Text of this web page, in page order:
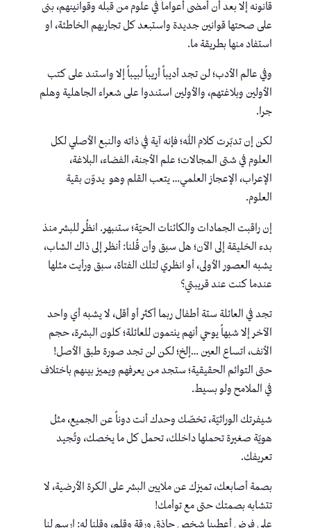
قانونه إلا بعد أن أمضى أعواماً في علوم من قبله وقوانينهم، بنى
على صحتها قوانين جديدة واستبعد كل تجاربهم الخاطئة، او
استفاد منها بطريقة ما.
وفي عالم الأدب؛ لن تجد أديباً أريباً لبيباً إلا واستند على كتب
الأولين وبلاغتهم، والأولين استندوا على شعراء الجاهلية وهلم
جرا.
لكن إن تدبّرت كلام الله؛ فإنه آية في ذاته والنبع الأصلي لكل
العلوم في شتى المجالات؛ علم الأجنة، الفضاء، البلاغة،
الإعراب، الإعجاز العلمي… يتعب القلم وهو يدوّن بقية
العلوم.
إن راقبت الجمادات والكائنات الحيّة؛ ستنبهر. انظُر للبشر منذ
بدء الخليقة إلى الآن؛ هل سبق وأن قُلنا: أنظر إلى ذاك الشاب،
يشبه العصور الأولى، أو انظري لتلك الفتاة، سبق ورأيت مثلها
عندما كنت عند قريبتي؟
تجد في العائلة ستة أطفال ربما أكثر أو أقل، لا يشبه أي واحد
الآخر إلا شبهاً يوحي أنهم ينتمون للعائلة؛ كلون البشرة، حجم
الأنف، اتساع العين …إلخ؛ لكن لن تجد صورة طبق الأصل!
حتى التوائم الحقيقية؛ ستجد من يعرفهم ويميز بينهم باختلاف
في الملامح ولو بسيط.
شيفرتك الوراثيّة، تخصّك وحدك أنت دوناً عن الجميع، مثل
هويّة صغيرة تحملها داخلك، تحمل كل ما يخصك، وتُجيد
تعريفك.
بصمة أصابعك، تميزك عن ملايين البشر على الكرة الأرضية، لا
تتشابه بصمتك حتى مع توأمك!
على فرض أعطينا شخص حاذِق ورقة وقلم، وقلنا له: ارسم لنا